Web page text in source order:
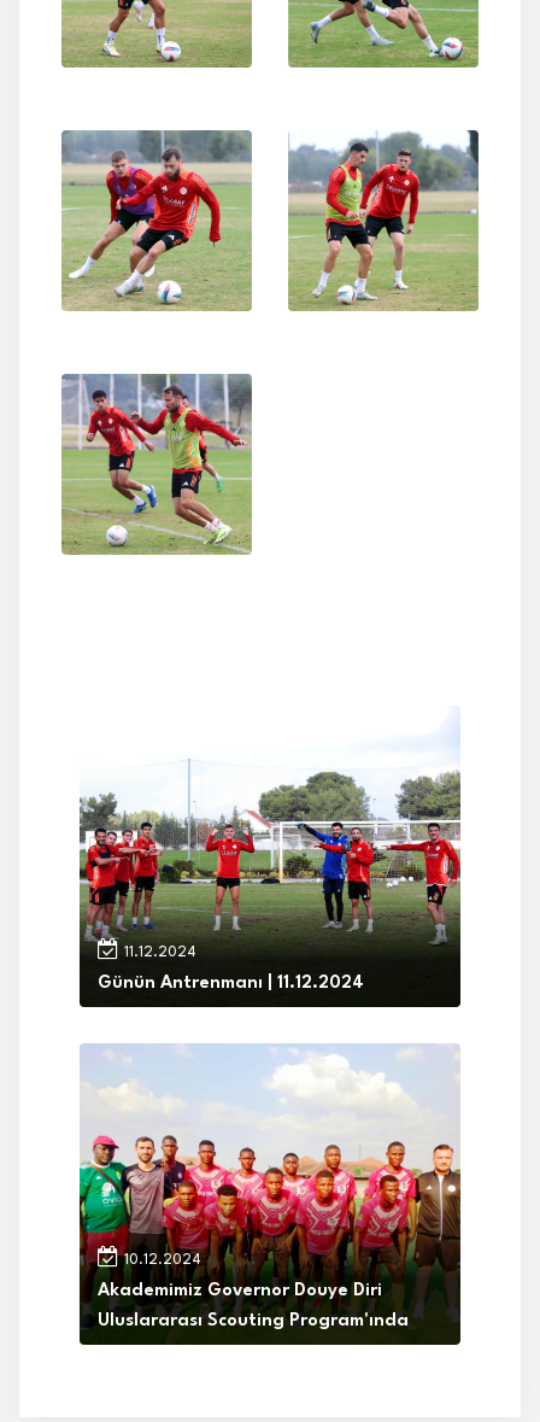
11.12.2024
Günün Antrenmanı | 11.12.2024
10.12.2024
Akademimiz Governor Douye Diri
Uluslararası Scouting Program'ında